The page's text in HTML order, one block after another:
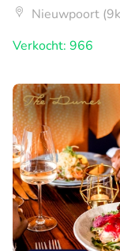
Nieuwpoort
Verkocht: 966